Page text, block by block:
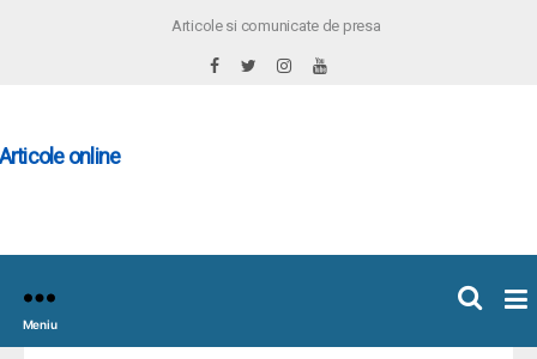
Articole si comunicate de presa
Meniu